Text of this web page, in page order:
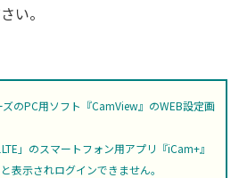
い。
のPC用ソフト『CamView』のWEB設定画
」のスマートフォン用アプリ『iCam+』
表示されログインできません。